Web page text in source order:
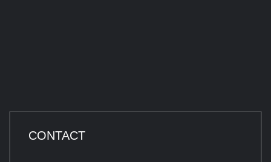
CONTACT